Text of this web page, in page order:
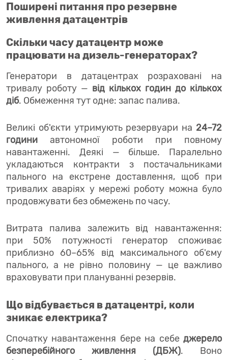
Поширені питання про резервне
живлення датацентрів
Скільки часу датацентр може
працювати на дизель-генераторах?
Генератори в датацентрах розраховані на
тривалу роботу — від кількох годин до кількох
діб. Обмеження тут одне: запас палива.
Великі об'єкти утримують резервуари на 24–72
години автономної роботи при повному
навантаженні. Деякі — більше. Паралельно
укладаються контракти з постачальниками
пального на екстрене доставлення, щоб при
тривалих аваріях у мережі роботу можна було
продовжувати без обмежень по часу.
Витрата палива залежить від навантаження:
при 50% потужності генератор споживає
приблизно 60–65% від максимального об'єму
пального, а не рівно половину — це важливо
враховувати при плануванні резервів.
Що відбувається в датацентрі, коли
зникає електрика?
Спочатку навантаження бере на себе джерело
безперебійного живлення (ДБЖ). Воно